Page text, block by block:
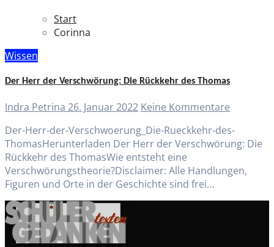
Start
Corinna
Wissen
Der Herr der Verschwörung: Die Rückkehr des Thomas
Indra Petrina 26. Januar 2022 Keine Kommentare
Der-Herr-der-Verschwoerung_Die-Rueckkehr-des-
ThomasHerunterladen Der Herr der Verschwörung: Die
Rückkehr des ThomasWie entsteht eine
Verschwörungstheorie?Disclaimer: Alle Handlungen,
Figuren und Orte in der Geschichte sind frei…